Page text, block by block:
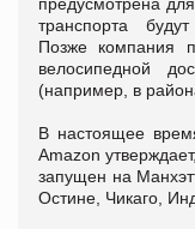
транспорта
Позже компания
велосипедной
(например, в
В настоящее
Amazon
запущен на
Остине, Чикаго,